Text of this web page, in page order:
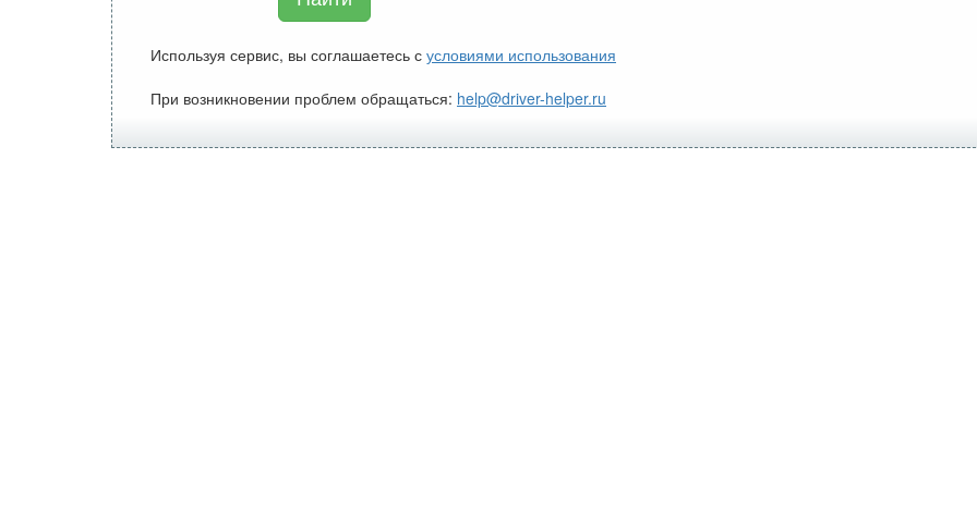
Используя сервис, вы соглашаетесь с условиями использования
При возникновении проблем обращаться: help@driver-helper.ru